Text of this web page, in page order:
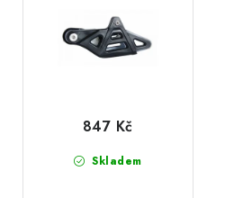
Skladem
847 Kč